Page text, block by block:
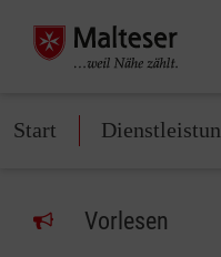
Start
Vorlesen